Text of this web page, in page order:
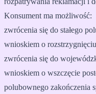
Konsument ma możliwość:
zwrócenia się do stałego
wnioskiem o
zwrócenia się do
wnioskiem o wszczęcie
polubownego zakończenia